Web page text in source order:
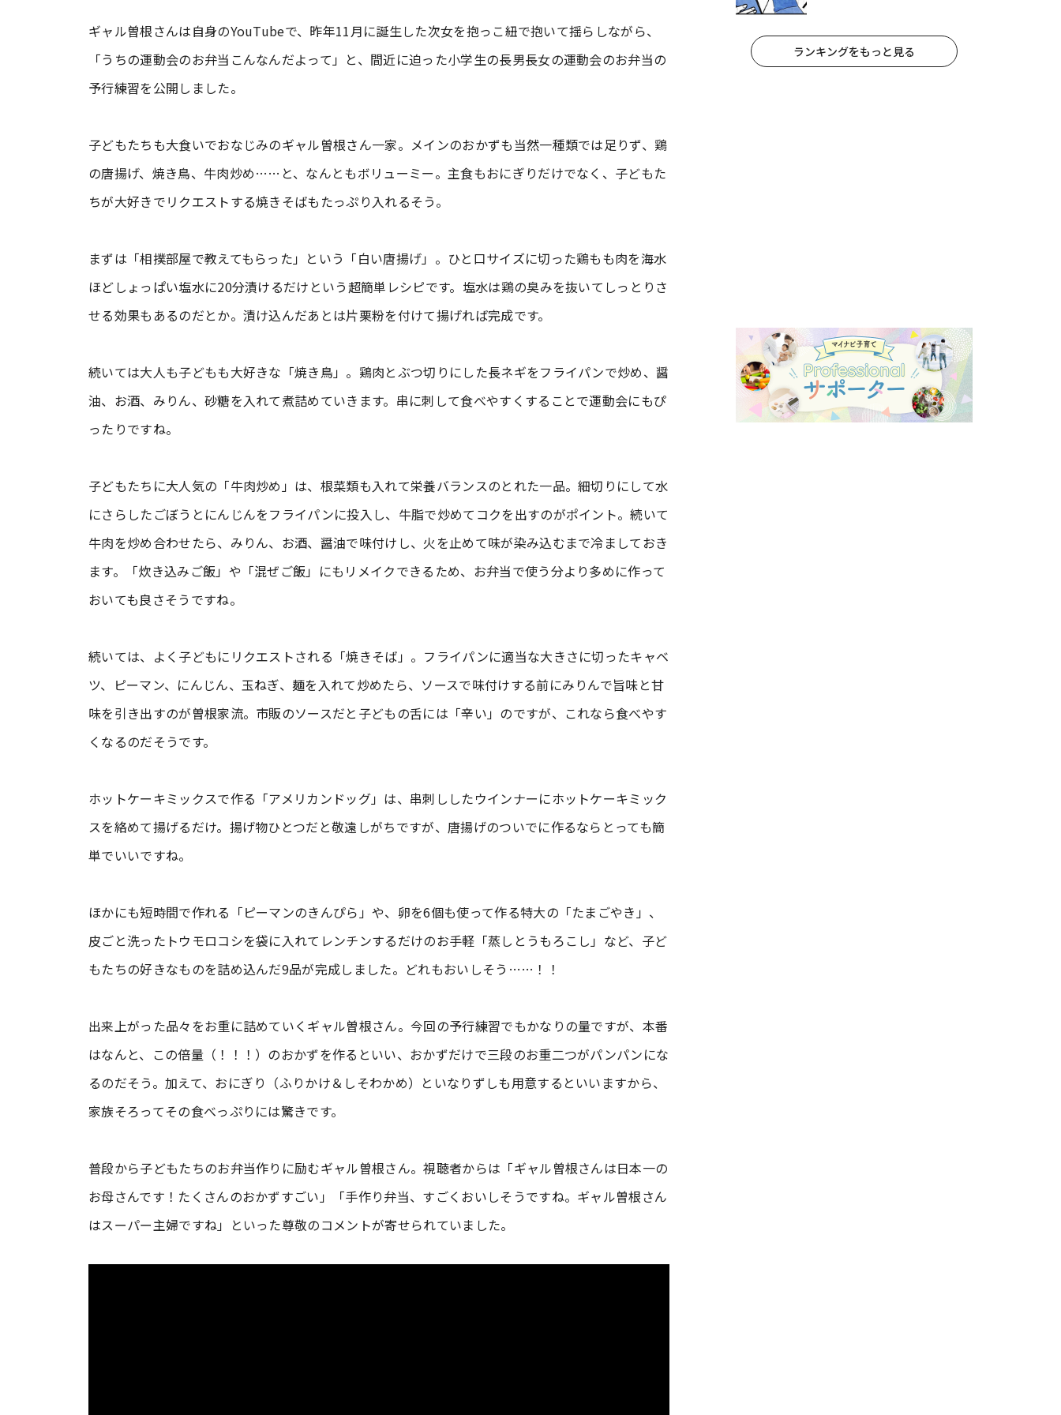
ギャル曽根さんは自身のYouTubeで、昨年11月に誕生した次女を抱っこ紐で抱いて揺らしながら、
「うちの運動会のお弁当こんなんだよって」と、間近に迫った小学生の長男長女の運動会のお弁当の
予行練習を公開しました。
子どもたちも大食いでおなじみのギャル曽根さん一家。メインのおかずも当然一種類では足りず、鶏
の唐揚げ、焼き鳥、牛肉炒め……と、なんともボリューミー。主食もおにぎりだけでなく、子どもた
ちが大好きでリクエストする焼きそばもたっぷり入れるそう。
まずは「相撲部屋で教えてもらった」という「白い唐揚げ」。ひと口サイズに切った鶏もも肉を海水
ほどしょっぱい塩水に20分漬けるだけという超簡単レシピです。塩水は鶏の臭みを抜いてしっとりさ
せる効果もあるのだとか。漬け込んだあとは片栗粉を付けて揚げれば完成です。
続いては大人も子どもも大好きな「焼き鳥」。鶏肉とぶつ切りにした長ネギをフライパンで炒め、醤
油、お酒、みりん、砂糖を入れて煮詰めていきます。串に刺して食べやすくすることで運動会にもぴ
ったりですね。
子どもたちに大人気の「牛肉炒め」は、根菜類も入れて栄養バランスのとれた一品。細切りにして水
にさらしたごぼうとにんじんをフライパンに投入し、牛脂で炒めてコクを出すのがポイント。続いて
牛肉を炒め合わせたら、みりん、お酒、醤油で味付けし、火を止めて味が染み込むまで冷ましておき
ます。「炊き込みご飯」や「混ぜご飯」にもリメイクできるため、お弁当で使う分より多めに作って
おいても良さそうですね。
続いては、よく子どもにリクエストされる「焼きそば」。フライパンに適当な大きさに切ったキャベ
ツ、ピーマン、にんじん、玉ねぎ、麺を入れて炒めたら、ソースで味付けする前にみりんで旨味と甘
味を引き出すのが曽根家流。市販のソースだと子どもの舌には「辛い」のですが、これなら食べやす
くなるのだそうです。
ホットケーキミックスで作る「アメリカンドッグ」は、串刺ししたウインナーにホットケーキミック
スを絡めて揚げるだけ。揚げ物ひとつだと敬遠しがちですが、唐揚げのついでに作るならとっても簡
単でいいですね。
ほかにも短時間で作れる「ピーマンのきんぴら」や、卵を6個も使って作る特大の「たまごやき」、
皮ごと洗ったトウモロコシを袋に入れてレンチンするだけのお手軽「蒸しとうもろこし」など、子ど
もたちの好きなものを詰め込んだ9品が完成しました。どれもおいしそう……！！
出来上がった品々をお重に詰めていくギャル曽根さん。今回の予行練習でもかなりの量ですが、本番
はなんと、この倍量（！！！）のおかずを作るといい、おかずだけで三段のお重二つがパンパンにな
るのだそう。加えて、おにぎり（ふりかけ＆しそわかめ）といなりずしも用意するといいますから、
家族そろってその食べっぷりには驚きです。
普段から子どもたちのお弁当作りに励むギャル曽根さん。視聴者からは「ギャル曽根さんは日本一の
お母さんです！たくさんのおかずすごい」「手作り弁当、すごくおいしそうですね。ギャル曽根さん
はスーパー主婦ですね」といった尊敬のコメントが寄せられていました。
ランキングをもっと見る